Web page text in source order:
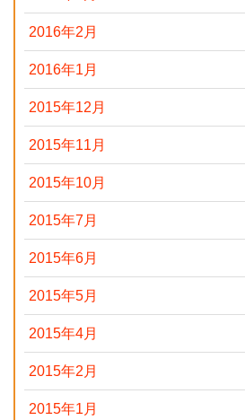
2016年2月
2016年1月
2015年12月
2015年11月
2015年10月
2015年7月
2015年6月
2015年5月
2015年4月
2015年2月
2015年1月